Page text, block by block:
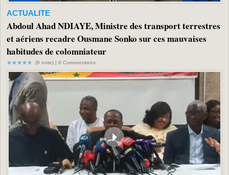
ACTUALITE
Abdoul Ahad NDIAYE, Ministre des transport terrestres
et aériens recadre Ousmane Sonko sur ces mauvaises
habitudes de colomniateur
(0 vote) | 0 Commentaire